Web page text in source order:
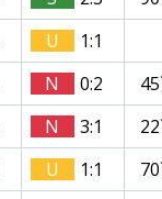
U
1:1
N 0:2
N 3:1
U 1:1